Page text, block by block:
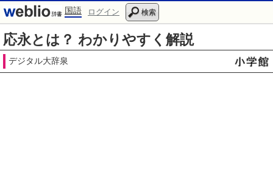
国語 ログイン 検索
応永とは？ わかりやすく解説
デジタル大辞泉